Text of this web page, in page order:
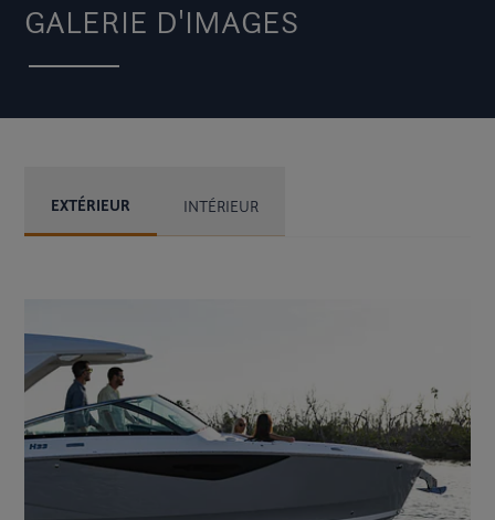
GALERIE D'IMAGES
EXTÉRIEUR INTÉRIEUR